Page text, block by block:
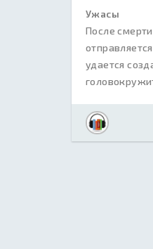
Ужасы
После
удается